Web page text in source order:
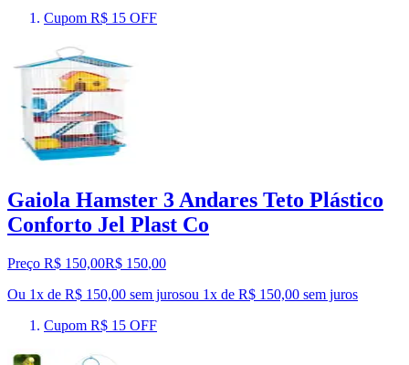
Cupom R$ 15 OFF
Gaiola Hamster 3 Andares Teto Plástico
Conforto Jel Plast Co
Preço R$ 150,00R$ 150,00
Ou 1x de R$ 150,00 sem jurosou 1x de R$ 150,00 sem juros
Cupom R$ 15 OFF